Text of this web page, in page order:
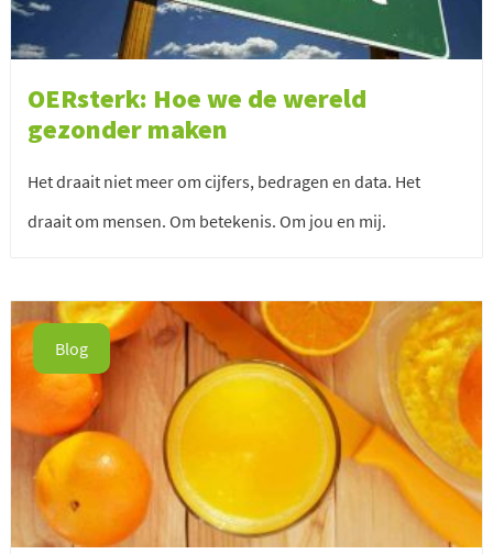
OERsterk: Hoe we de wereld
gezonder maken
Het draait niet meer om cijfers, bedragen en data. Het
draait om mensen. Om betekenis. Om jou en mij.
Blog